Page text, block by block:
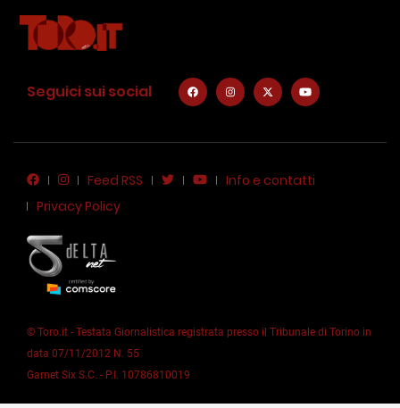
Seguici sui social
Feed RSS
Info e contatti
Privacy Policy
© Toro.it - Testata Giornalistica registrata presso il Tribunale di Torino in
data 07/11/2012 N. 55
Garnet Six S.C. - P.I. 10786810019